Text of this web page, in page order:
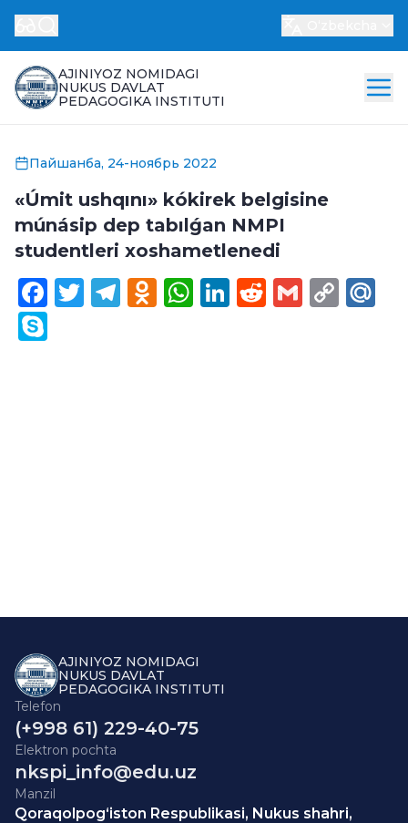
AJINIYOZ NOMIDAGI
NUKUS DAVLAT
PEDAGOGIKA INSTITUTI
Пайшанба, 24-ноябрь 2022
«Úmit ushqını» kókirek belgisine
múnásip dep tabılǵan NMPI
studentleri xoshametlenedi
Facebook
Twitter
Telegram
Odnoklassniki
WhatsApp
LinkedIn
Reddit
Gmail
AJINIYOZ NOMIDAGI
NUKUS DAVLAT
PEDAGOGIKA INSTITUTI
Telefon
(+998 61) 229-40-75
Elektron pochta
nkspi_info@edu.uz
Manzil
Qoraqolpog‘iston Respublikasi, Nukus shahri,